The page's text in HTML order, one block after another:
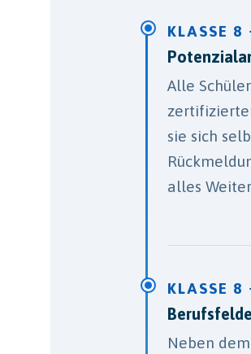
KLASSE 8
Alle
sie sich
alles
KLASSE 8
Neben